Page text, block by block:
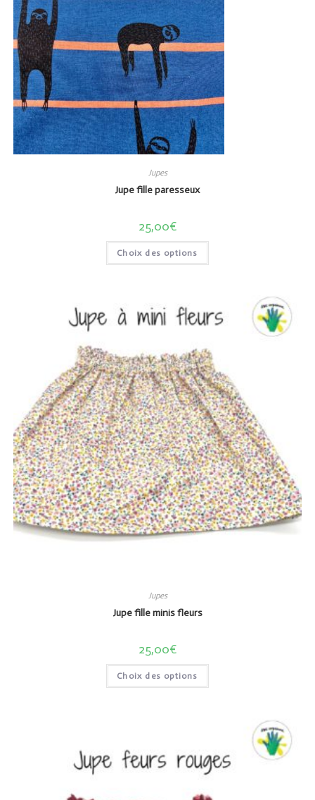
Jupes
Jupe fille paresseux
25,00€
Choix des options
Jupes
Jupe fille minis fleurs
25,00€
Choix des options